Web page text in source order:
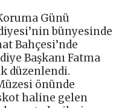
Günü
bünyesinde
Bahçesi’nde
Başkanı Fatma
düzenlendi.
önünde
haline gelen